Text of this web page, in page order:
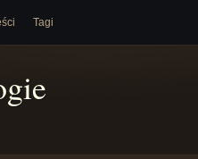
Tagi